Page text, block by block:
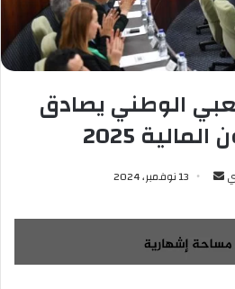
الوطني يصادق
2025
س
ل
ب
13 نوفمبر، 2024